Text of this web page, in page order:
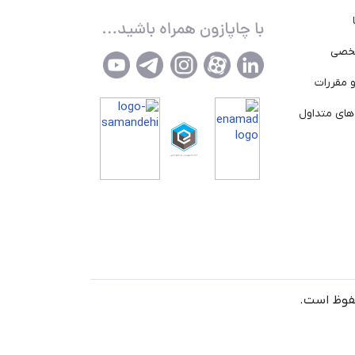
مقررات
متداول
است.